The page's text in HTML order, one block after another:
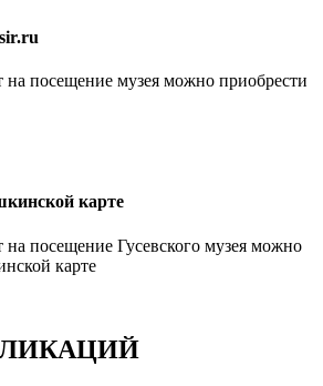
на посещение музея можно приобрести
карте
на посещение Гусевского музея можно
карте